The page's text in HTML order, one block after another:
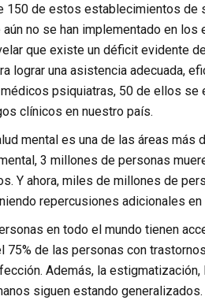
150 de estos establecimientos de
no se han implementado en
que existe un déficit evidente
lograr una asistencia adecuada,
psiquiatras, 50 de ellos se
clínicos en nuestro país.
mental es una de las áreas
3 millones de personas
Y ahora, miles de millones de
repercusiones adicionales
en todo el mundo tienen
de las personas con
Además, la
siguen estando generalizados.